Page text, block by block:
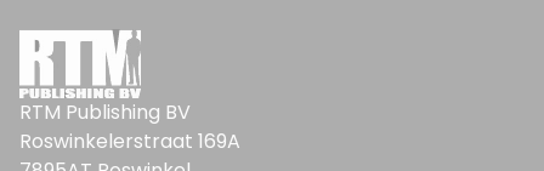
RTM Publishing BV
Roswinkelerstraat 169A